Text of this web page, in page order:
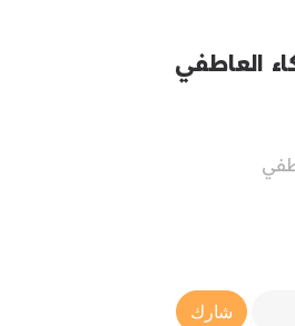
العاطفي
Article Link
شارك